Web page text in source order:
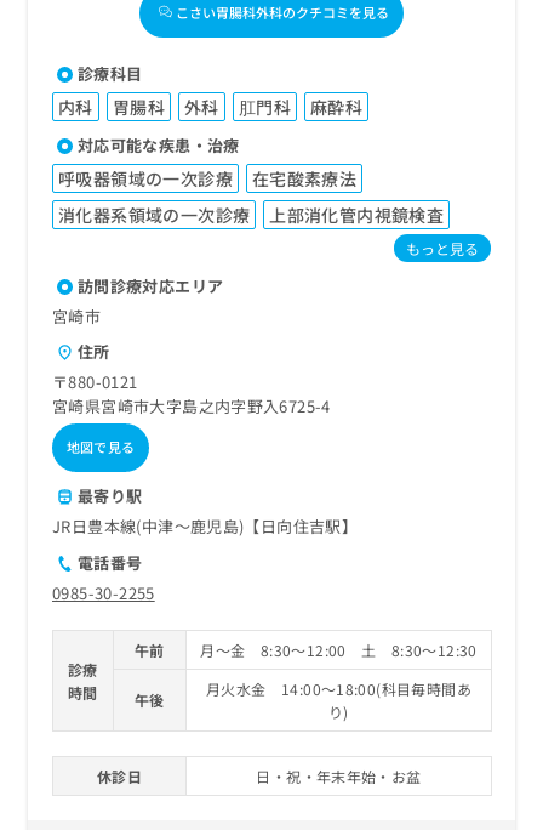
こさい胃腸科外科のクチコミを見る
診療科目
内科 胃腸科 外科 肛門科 麻酔科
対応可能な疾患・治療
呼吸器領域の一次診療
在宅酸素療法
消化器系領域の一次診療
上部消化管内視鏡検査
もっと見る
訪問診療対応エリア
宮崎市
住所
〒880-0121
宮崎県宮崎市大字島之内字野入6725-4
地図で見る
最寄り駅
JR日豊本線(中津～鹿児島)【日向住吉駅】
電話番号
0985-30-2255
診療
時間
午前 月～金 8:30～12:00 土 8:30～12:30
午後
月火水金 14:00～18:00(科目毎時間あ
り)
休診日 日・祝・年末年始・お盆